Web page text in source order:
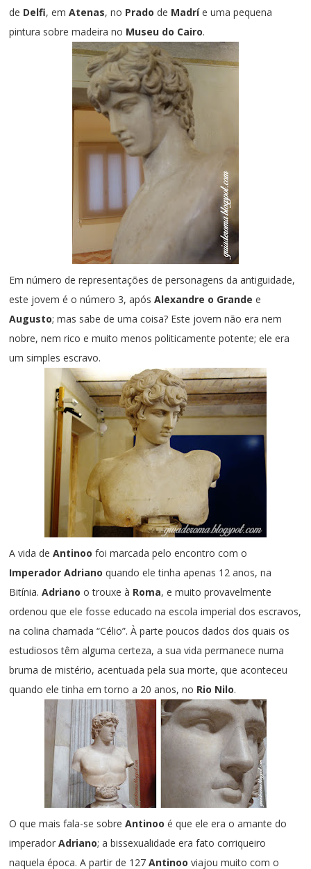
de Delfi, emAtenas, no Pradode Madríe uma pequena
pintura sobre madeira no Museu do Cairo.
Em número de representações de personagens da antiguidade,
este jovem é o número 3, apósAlexandre o Grande e
Augusto; mas sabe de uma coisa? Este jovem não era nem
nobre, nem rico e muito menos politicamente potente; ele era
um simples escravo.
A vida deAntinoofoi marcada pelo encontro com o
Imperador Adrianoquando ele tinha apenas 12 anos, na
Bitínia.Adrianoo trouxe à Roma, e muito provavelmente
ordenou que ele fosse educado na escola imperial dos escravos,
na colina chamada “Célio”. À parte poucos dados dos quais os
estudiosos têm alguma certeza, a sua vida permanece numa
bruma de mistério, acentuada pela sua morte, que aconteceu
quando ele tinha em torno a 20 anos, no Rio Nilo.
O que mais fala-se sobreAntinooé que ele era o amante do
imperadorAdriano; a bissexualidade era fato corriqueiro
naquela época. A partir de 127Antinooviajou muito com o